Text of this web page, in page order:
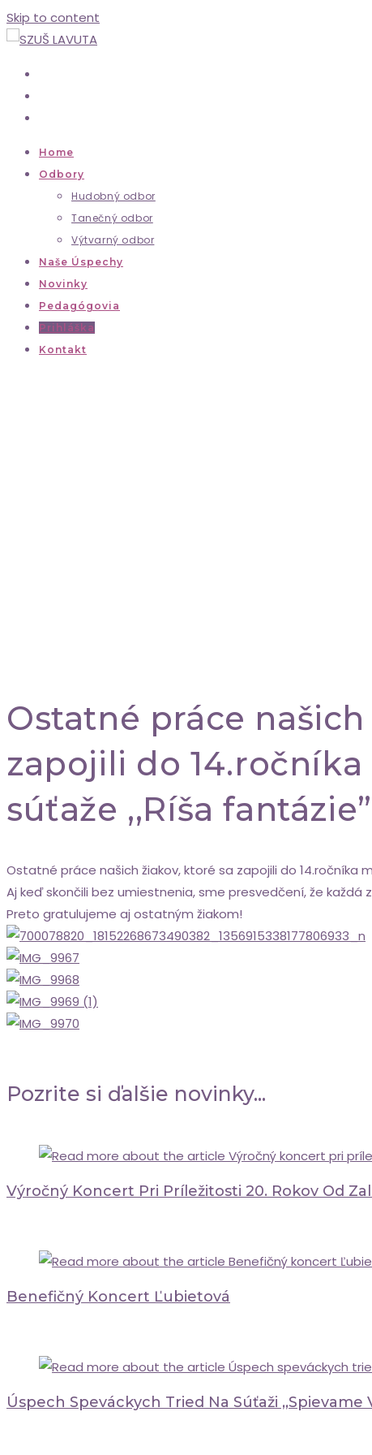
Skip to content
Home
Odbory
Hudobný odbor
Tanečný odbor
Výtvarný odbor
Naše Úspechy
Novinky
Pedagógovia
Prihláška
Kontakt
Ostatné práce
zapojili do
súťaže ,,Ríša fantázie”
Ostatné práce našich žiakov, ktoré sa zapojili do 14.ročníka
Aj keď skončili bez umiestnenia, sme presvedčení, že každá
Preto gratulujeme aj ostatným žiakom!
Pozrite si ďalšie novinky...
Výročný Koncert Pri Príležitosti 20. Rokov Od
Benefičný Koncert Ľubietová
Úspech Speváckych Tried Na Súťaži ,,Spievame